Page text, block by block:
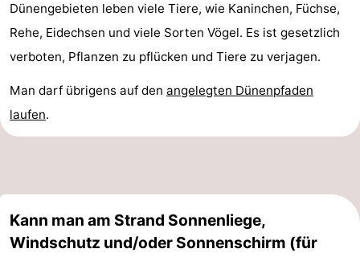
Dünengebieten leben viele Tiere, wie Kaninchen, Füchse,
Rehe, Eidechsen und viele Sorten Vögel. Es ist gesetzlich
verboten, Pflanzen zu pflücken und Tiere zu verjagen.
Man darf übrigens auf den angelegten Dünenpfaden
laufen.
Kann man am Strand Sonnenliege,
Windschutz und/oder Sonnenschirm (für